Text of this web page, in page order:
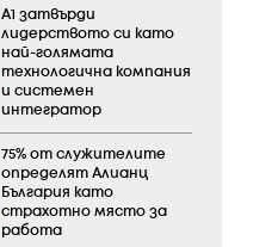
А1 затвърди
лидерството си като
най-голямата
технологична компания
и системен
интегратор
75% от служителите
определят Алианц
България като
страхотно място за
работа